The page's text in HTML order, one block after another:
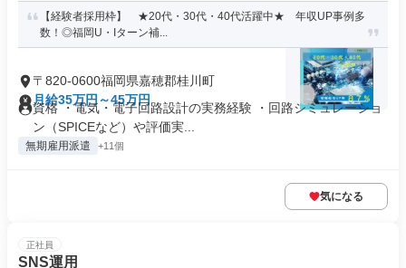
【経験者採用枠】 ★20代・30代・40代活躍中★ 年収UP事例多
数！◎福岡U・Iターン補...
〒820-0600福岡県嘉穂郡桂川町
月給35万円～45万円
資格 ・電気・電子回路設計の実務経験 ・回路シミュレーショ
ン（SPICEなど）や評価実...
無期雇用派遣 +11個
気になる
正社員
SNS運用